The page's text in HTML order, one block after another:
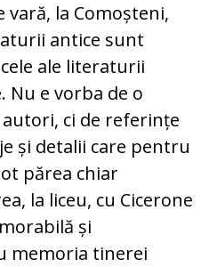
vară, la Comoșteni,
antice sunt
ale literaturii
Nu e vorba de o
ci de referințe
și detalii care pentru
părea chiar
la liceu, cu Cicerone
și
memoria tinerei